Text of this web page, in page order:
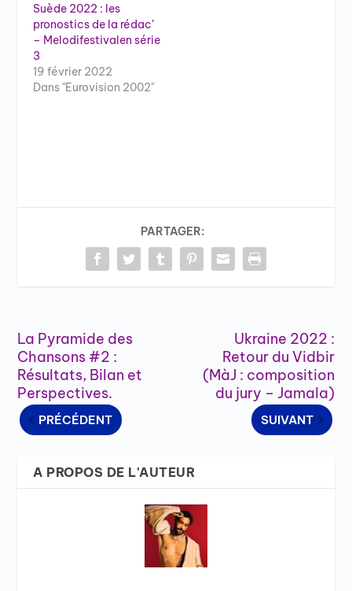
Suède 2022 : les
pronostics de la rédac’
– Melodifestivalen série
3
19 février 2022
Dans "Eurovision 2002"
PARTAGER:
La Pyramide des
Chansons #2 :
Résultats, Bilan et
Perspectives.
PRÉCÉDENT
Ukraine 2022 :
Retour du Vidbir
(MàJ : composition
du jury – Jamala)
SUIVANT
A PROPOS DE L'AUTEUR